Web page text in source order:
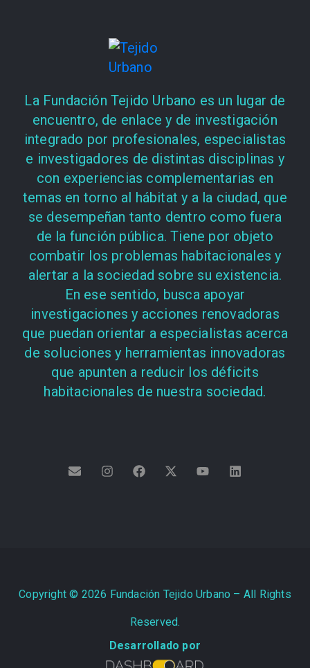
La Fundación Tejido Urbano es un lugar de
encuentro, de enlace y de investigación
integrado por profesionales, especialistas
e investigadores de distintas disciplinas y
con experiencias complementarias en
temas en torno al hábitat y a la ciudad, que
se desempeñan tanto dentro como fuera
de la función pública. Tiene por objeto
combatir los problemas habitacionales y
alertar a la sociedad sobre su existencia.
En ese sentido, busca apoyar
investigaciones y acciones renovadoras
que puedan orientar a especialistas acerca
de soluciones y herramientas innovadoras
que apunten a reducir los déficits
habitacionales de nuestra sociedad.
Copyright © 2026 Fundación Tejido Urbano – All Rights
Reserved.
Desarrollado por